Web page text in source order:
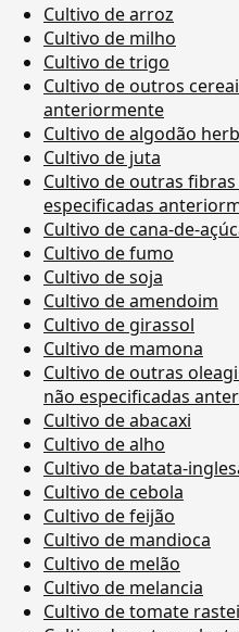
Cultivo de arroz
Cultivo de milho
Cultivo de trigo
Cultivo de outros
anteriormente
Cultivo de algodão
Cultivo de juta
Cultivo de outras
especificadas
Cultivo de cana-de-
Cultivo de fumo
Cultivo de soja
Cultivo de amendoim
Cultivo de girassol
Cultivo de mamona
Cultivo de outras
não especificadas
Cultivo de abacaxi
Cultivo de alho
Cultivo de batata-
Cultivo de cebola
Cultivo de feijão
Cultivo de mandioca
Cultivo de melão
Cultivo de melancia
Cultivo de tomate